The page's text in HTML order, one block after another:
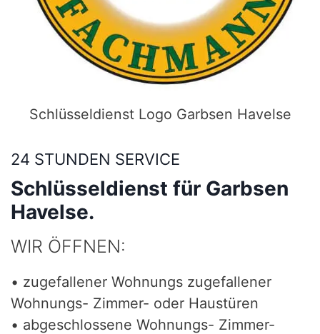
Schlüsseldienst Logo Garbsen Havelse
24 STUNDEN SERVICE
Schlüsseldienst für Garbsen
Havelse.
WIR ÖFFNEN:
• zugefallener Wohnungs zugefallener
Wohnungs- Zimmer- oder Haustüren
• abgeschlossene Wohnungs- Zimmer-